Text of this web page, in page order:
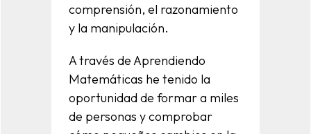
comprensión, el razonamiento
y la manipulación.
A través de Aprendiendo
Matemáticas he tenido la
oportunidad de formar a miles
de personas y comprobar